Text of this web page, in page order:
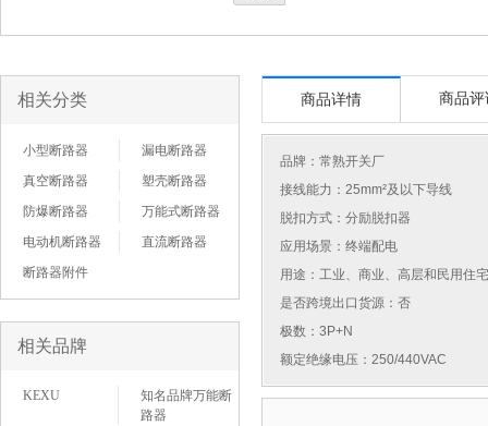
相关分类
小型断路器
漏电断路器
真空断路器
塑壳断路器
防爆断路器
万能式断路器
电动机断路器
直流断路器
断路器附件
相关品牌
KEXU
知名品牌万能断
路器
商品详情 商品评
品牌： 常熟开关厂
接线能力：25mm²及以下导线
脱扣方式：分励脱扣器
应用场景：终端配电
用途：工业、商业、高层和民用住
是否跨境出口货源：否
极数：3P+N
额定绝缘电压：250/440VAC